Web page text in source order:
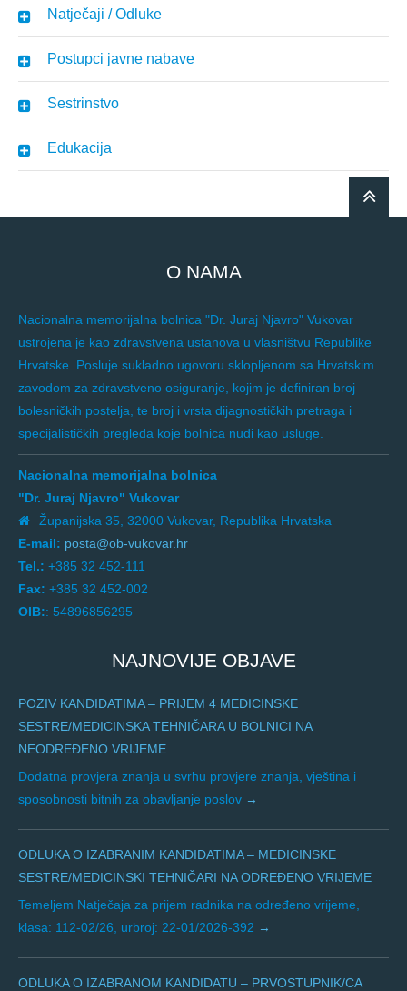
Natječaji / Odluke
Postupci javne nabave
Sestrinstvo
Edukacija
O NAMA
Nacionalna memorijalna bolnica "Dr. Juraj Njavro" Vukovar
ustrojena je kao zdravstvena ustanova u vlasništvu Republike
Hrvatske. Posluje sukladno ugovoru sklopljenom sa Hrvatskim
zavodom za zdravstveno osiguranje, kojim je definiran broj
bolesničkih postelja, te broj i vrsta dijagnostičkih pretraga i
specijalističkih pregleda koje bolnica nudi kao usluge.
Nacionalna memorijalna bolnica
"Dr. Juraj Njavro" Vukovar
Županijska 35, 32000 Vukovar, Republika Hrvatska
E-mail: posta@ob-vukovar.hr
Tel.: +385 32 452-111
Fax: +385 32 452-002
OIB:: 54896856295
NAJNOVIJE OBJAVE
POZIV KANDIDATIMA – PRIJEM 4 MEDICINSKE
SESTRE/MEDICINSKA TEHNIČARA U BOLNICI NA
NEODREĐENO VRIJEME
Dodatna provjera znanja u svrhu provjere znanja, vještina i
sposobnosti bitnih za obavljanje poslov
ODLUKA O IZABRANIM KANDIDATIMA – MEDICINSKE
SESTRE/MEDICINSKI TEHNIČARI NA ODREĐENO VRIJEME
Temeljem Natječaja za prijem radnika na određeno vrijeme,
klasa: 112-02/26, urbroj: 22-01/2026-392
ODLUKA O IZABRANOM KANDIDATU – PRVOSTUPNIK/CA